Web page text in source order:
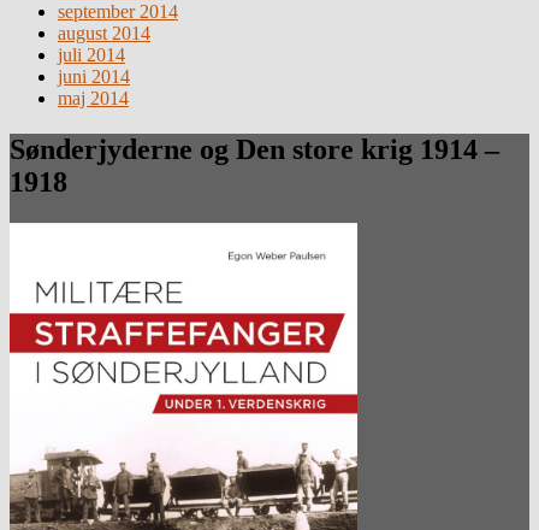
september 2014
august 2014
juli 2014
juni 2014
maj 2014
Sønderjyderne og Den store krig 1914 –
1918